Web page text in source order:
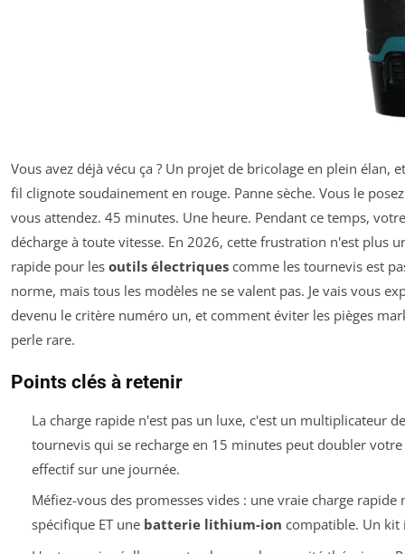
Vous avez déjà vécu ça ? Un projet de bricolage en plein élan,
fil clignote soudainement en rouge. Panne sèche. Vous le
vous attendez. 45 minutes. Une heure. Pendant ce temps,
décharge à toute vitesse. En 2026, cette frustration n'est plus
rapide pour les outils électriques comme les tournevis est
norme, mais tous les modèles ne se valent pas. Je vais vous
devenu le critère numéro un, et comment éviter les pièges
perle rare.
Points clés à retenir
La charge rapide n'est pas un luxe, c'est un multiplicateur
tournevis qui se recharge en 15 minutes peut doubler
effectif sur une journée.
Méfiez-vous des promesses vides : une vraie charge rapide
spécifique ET une batterie lithium-ion compatible. Un kit